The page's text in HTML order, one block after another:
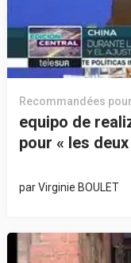
Recommandées pour
equipo de
pour « les
parVirginie BOULET